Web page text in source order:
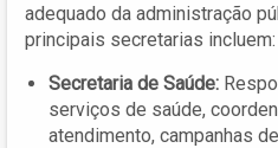
adequado da administração
principais secretarias incluem:
Secretaria de Saúde:
serviços de saúde,
atendimento, campanhas